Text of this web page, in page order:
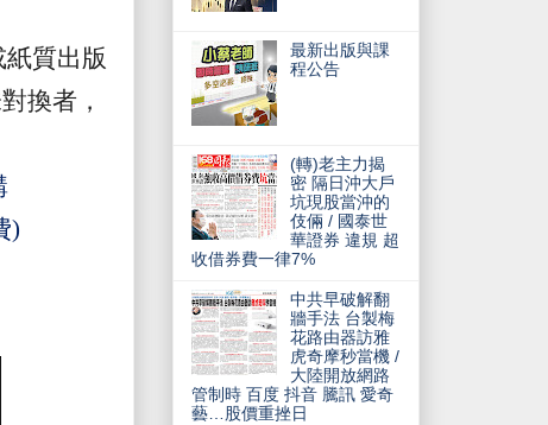
質出版
換者，
)
最新出版與課
程公告
(轉)老主力揭
密 隔日沖大戶
坑現股當沖的
伎倆 / 國泰世
華證券 違規 超
收借券費一律7%
中共早破解翻
牆手法 台製梅
花路由器訪雅
虎奇摩秒當機 /
大陸開放網路
管制時 百度 抖音 騰訊 愛奇
藝…股價重挫日